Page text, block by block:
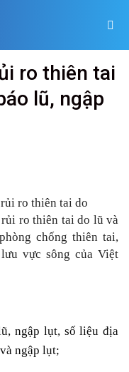
ro thiên tai
lũ, ngập
ro thiên tai do
rủi ro thiên tai do lũ và
chống thiên tai,
vực sông của Việt
ngập lụt, số liệu địa
ngập lụt;